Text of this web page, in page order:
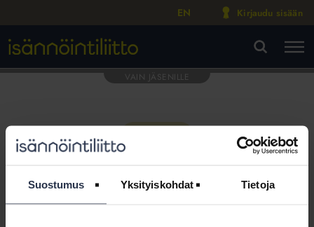
Suostumus Yksityiskohdat Tietoja
EN Kirjaudu sisään